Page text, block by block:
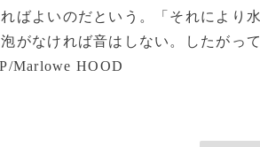
ばよいのだという。「それにより
がなければ音はしない。したがっ
Marlowe HOOD